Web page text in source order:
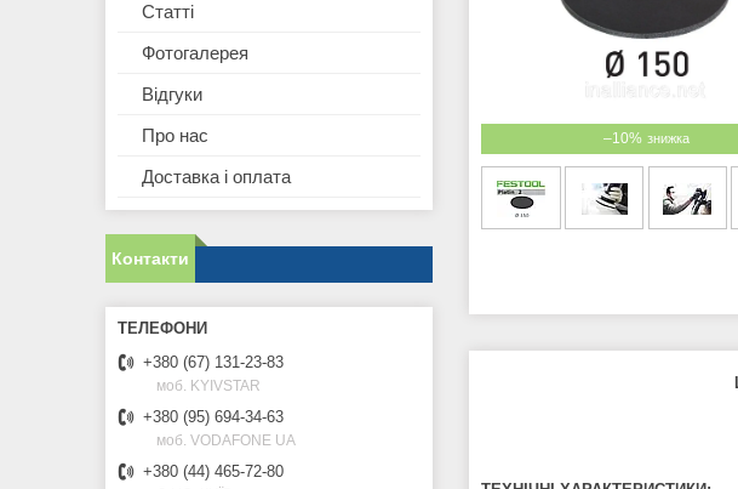
–10%
Статті
Фотогалерея
Відгуки
Про нас
Доставка і оплата
Контакти
+380 (67) 131-23-83
моб. KYIVSTAR
+380 (95) 694-34-63
моб. VODAFONE UA
+380 (44) 465-72-80